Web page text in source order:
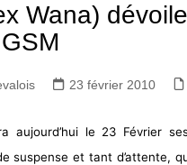
Wana)
23 février 2010
aujourd’hui le 23 Février
suspense et tant d’attente,